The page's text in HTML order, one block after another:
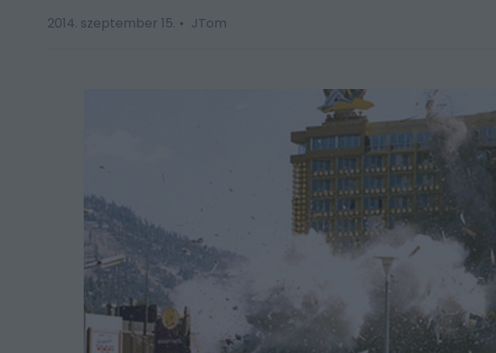
2014. szeptember 15. JTom